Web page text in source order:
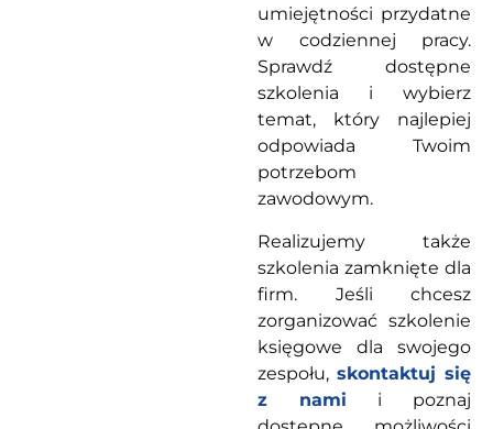
umiejętności przydatne
w codziennej pracy.
Sprawdź dostępne
szkolenia i wybierz
temat, który najlepiej
odpowiada Twoim
potrzebom
zawodowym.
Realizujemy także
szkolenia zamknięte dla
firm. Jeśli chcesz
zorganizować szkolenie
księgowe dla swojego
zespołu, skontaktuj się
z nami i poznaj